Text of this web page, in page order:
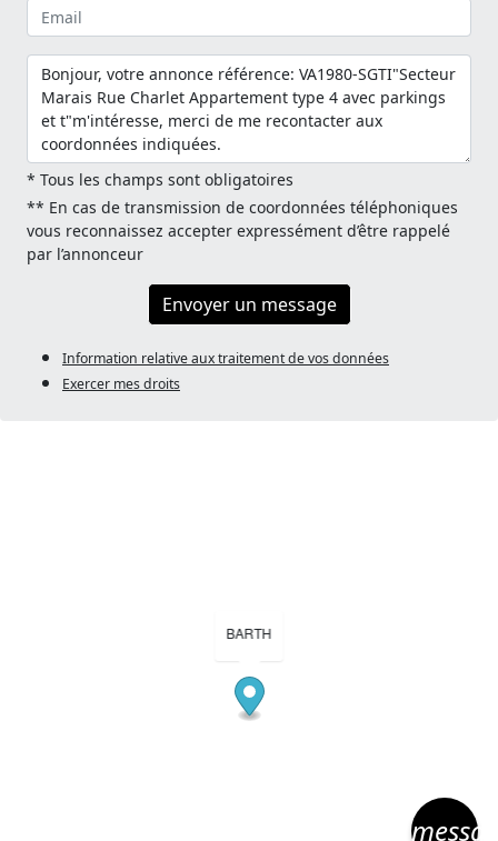
* Tous les champs sont obligatoires
** En cas de transmission de coordonnées téléphoniques
vous reconnaissez accepter expressément d’être rappelé
par l’annonceur
Envoyer un message
Information relative aux traitement de vos données
Exercer mes droits
BARTH